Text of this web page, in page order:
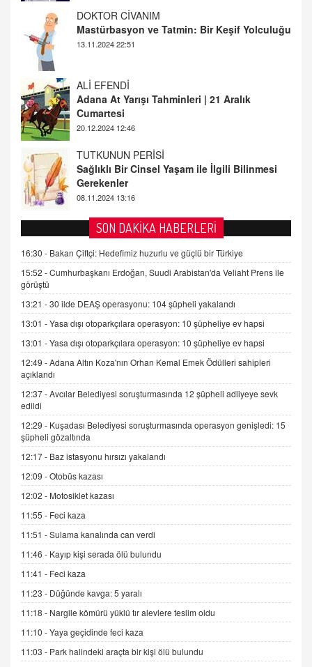
DOKTOR CİVANIM
Mastürbasyon ve Tatmin: Bir Keşif Yolculuğu
13.11.2024 22:51
ALİ EFENDİ
Adana At Yarışı Tahminleri | 21 Aralık
Cumartesi
20.12.2024 12:46
TUTKUNUN PERİSİ
Sağlıklı Bir Cinsel Yaşam ile İlgili Bilinmesi
Gerekenler
08.11.2024 13:16
FARUK ÖNALAN
Tezkere Onaylanmasaydı…
2 Kasım 2021 Salı 00:11
AV. DOĞAN CAN DOĞAN
Kişisel verilerin korunması ve dijital hukukun
gelişimi
15.09.2025 16:17
SEHER EREK
9.12.2025 10:11
İNCİ GÜL AKÖL
Trump Keşke Adana'yı da Ziyaret Etse...
06.07.2026 13:00
ADEM AKÖL
Esed Destekçilerinin Yüzüne Vurulan Şamar:
Sednaya
11.12.2024 12:30
DR. EKREM ASLAN
Gerçek Ne, Algı Ne? "Beraber Yürüyoruz"
Cümlesinin Peşinden
19.07.2025 12:45
GÖNÜL MENEKŞE
Şifacının Yolu
SON DAKİKA HABERLERİ
16:30 - Bakan Çiftçi: Hedefimiz huzurlu ve güçlü bir Türkiye
15:52 -Cumhurbaşkanı Erdoğan, Suudi Arabistan'da Veliaht Prens ile
görüştü
13:21 -30 ilde DEAŞ operasyonu: 104 şüpheli yakalandı
13:01 -Yasa dışı otoparkçılara operasyon: 10 şüpheliye ev hapsi
13:01 -Yasa dışı otoparkçılara operasyon: 10 şüpheliye ev hapsi
12:49 -Adana Altın Koza'nın Orhan Kemal Emek Ödülleri sahipleri
açıklandı
12:37 -Avcılar Belediyesi soruşturmasında 12 şüpheli adliyeye sevk
edildi
12:29 - Kuşadası Belediyesi soruşturmasında operasyon genişledi: 15
şüpheli gözaltında
12:17 - Baz istasyonu hırsızı yakalandı
12:09 -Otobüs kazası
12:02 - Motosiklet kazası
11:55 - Feci kaza
11:51 -Sulama kanalında can verdi
11:46 - Kayıp kişi serada ölü bulundu
11:41 - Feci kaza
11:23 - Düğünde kavga: 5 yaralı
11:18 - Nargile kömürü yüklü tır alevlere teslim oldu
11:10 -Yaya geçidinde feci kaza
11:03 - Park halindeki araçta bir kişi ölü bulundu